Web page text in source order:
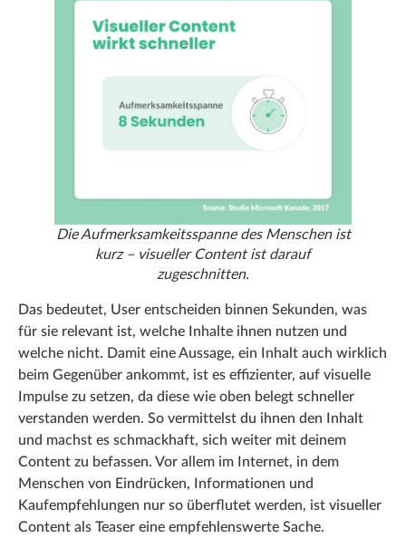
Die Aufmerksamkeitsspanne des Menschen ist
kurz – visueller Content ist darauf
zugeschnitten.
Das bedeutet, User entscheiden binnen Sekunden, was
für sie relevant ist, welche Inhalte ihnen nutzen und
welche nicht. Damit eine Aussage, ein Inhalt auch wirklich
beim Gegenüber ankommt, ist es effizienter, auf visuelle
Impulse zu setzen, da diese wie oben belegt schneller
verstanden werden. So vermittelst du ihnen den Inhalt
und machst es schmackhaft, sich weiter mit deinem
Content zu befassen. Vor allem im Internet, in dem
Menschen von Eindrücken, Informationen und
Kaufempfehlungen nur so überflutet werden, ist visueller
Content als Teaser eine empfehlenswerte Sache.